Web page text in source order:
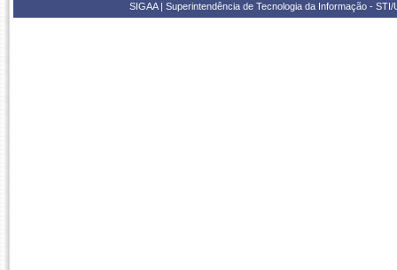
SIGAA | Superintendência de Tecnologia da Informação -